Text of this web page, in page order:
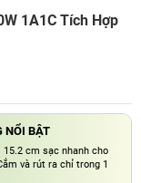
1A1C Tích Hợp
NỔI BẬT
cm sạc nhanh cho
và rút ra chỉ trong 1